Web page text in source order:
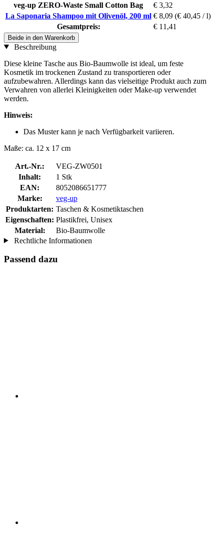
veg-up ZERO-Waste Small Cotton Bag
€ 3,32
La Saponaria Shampoo mit Olivenöl, 200 ml € 8,09 (€ 40,45 / l)
Gesamtpreis:
€ 11,41
Beide in den Warenkorb
Beschreibung
Diese kleine Tasche aus Bio-Baumwolle ist ideal, um feste
Kosmetik im trockenen Zustand zu transportieren oder
aufzubewahren. Allerdings kann das vielseitige Produkt auch zum
Verwahren von allerlei Kleinigkeiten oder Make-up verwendet
werden.
Hinweis:
Das Muster kann je nach Verfügbarkeit variieren.
Maße: ca. 12 x 17 cm
Art.-Nr.:
VEG-ZW0501
Inhalt:
1 Stk
EAN:
8052086651777
Marke:
veg-up
Produktarten: Taschen & Kosmetiktaschen
Eigenschaften: Plastikfrei, Unisex
Material:
Bio-Baumwolle
Rechtliche Informationen
Passend dazu